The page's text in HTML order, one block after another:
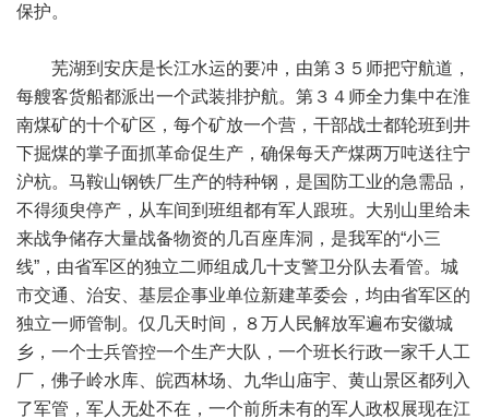
保护。
芜湖到安庆是长江水运的要冲，由第３５师把守航道，
每艘客货船都派出一个武装排护航。第３４师全力集中在淮
南煤矿的十个矿区，每个矿放一个营，干部战士都轮班到井
下掘煤的掌子面抓革命促生产，确保每天产煤两万吨送往宁
沪杭。马鞍山钢铁厂生产的特种钢，是国防工业的急需品，
不得须臾停产，从车间到班组都有军人跟班。大别山里给未
来战争储存大量战备物资的几百座库洞，是我军的“小三
线”，由省军区的独立二师组成几十支警卫分队去看管。城
市交通、治安、基层企事业单位新建革委会，均由省军区的
独立一师管制。仅几天时间，８万人民解放军遍布安徽城
乡，一个士兵管控一个生产大队，一个班长行政一家千人工
厂，佛子岭水库、皖西林场、九华山庙宇、黄山景区都列入
了军管，军人无处不在，一个前所未有的军人政权展现在江